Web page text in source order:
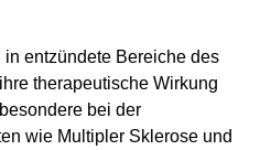
entzündete Bereiche des
therapeutische Wirkung
bei der
wie Multipler Sklerose und